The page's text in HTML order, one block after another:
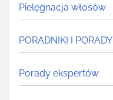
Pielęgnacja włosów
PORADNIKI I PORADY
Porady ekspertów